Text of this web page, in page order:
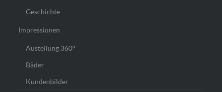
Geschichte
Impressionen
Austellung 360°
Bäder
Kundenbilder